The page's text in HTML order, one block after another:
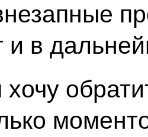
и в
хочу